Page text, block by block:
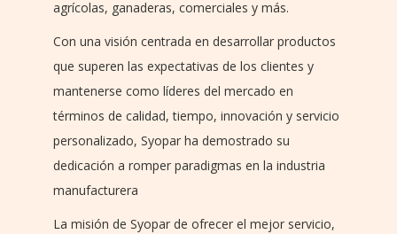
agrícolas, ganaderas, comerciales y más.
Con una visión centrada en desarrollar productos
que superen las expectativas de los clientes y
mantenerse como líderes del mercado en
términos de calidad, tiempo, innovación y servicio
personalizado, Syopar ha demostrado su
dedicación a romper paradigmas en la industria
manufacturera
La misión de Syopar de ofrecer el mejor servicio,